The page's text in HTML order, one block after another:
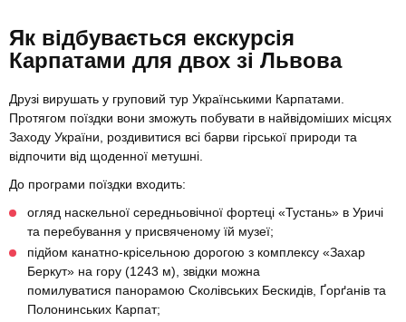
Як відбувається екскурсія
Карпатами для двох зі Львова
Друзі вирушать у груповий тур Українськими Карпатами.
Протягом поїздки вони зможуть побувати в найвідоміших місцях
Заходу України, роздивитися всі барви гірської природи та
відпочити від щоденної метушні.
До програми поїздки входить:
огляд наскельної середньовічної фортеці «Тустань» в Уричі
та перебування у присвяченому їй музеї;
підйом канатно-крісельною дорогою з комплексу «Захар
Беркут» на гору (1243 м), звідки можна
помилуватися панорамою Сколівських Бескидів, Ґорґанів та
Полонинських Карпат;